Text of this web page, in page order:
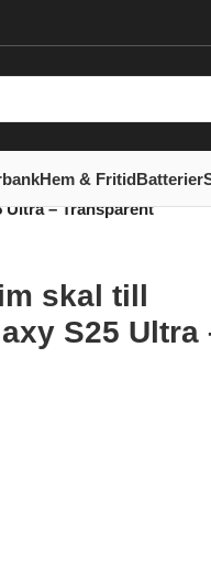
Hem & FritidBatterier
Ultra – Transparent
skal till
S25 Ultra